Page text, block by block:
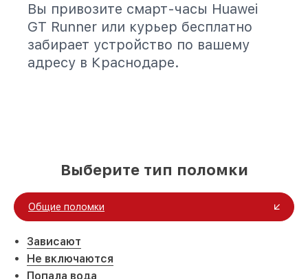
Вы привозите смарт-часы Huawei
GT Runner или курьер бесплатно
забирает устройство по вашему
адресу в Краснодаре.
Выберите тип поломки
Общие поломки
Зависают
Не включаются
Попала вода